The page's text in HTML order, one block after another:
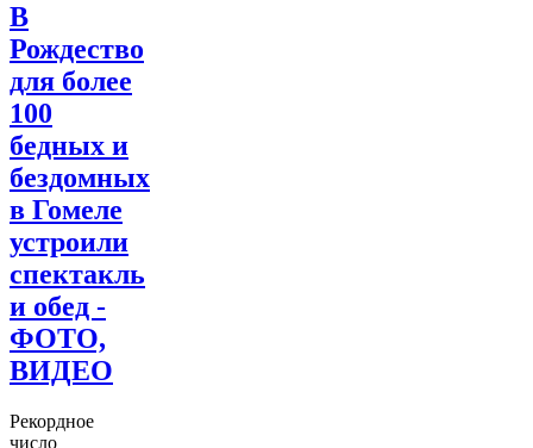
В
Рождество
для более
100
бедных и
бездомных
в Гомеле
устроили
спектакль
и обед -
ФОТО,
ВИДЕО
Рекордное
число